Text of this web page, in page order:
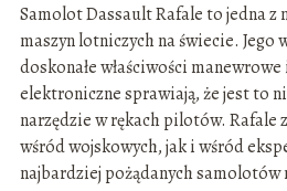
Samolot Dassault Rafale to jedna z
maszyn lotniczych na świecie. Jego
doskonałe właściwości
elektroniczne sprawiają, że jest to
narzędzie w rękach pilotów. Rafale
wśród wojskowych, jak i wśród
najbardziej pożądanych samolotów